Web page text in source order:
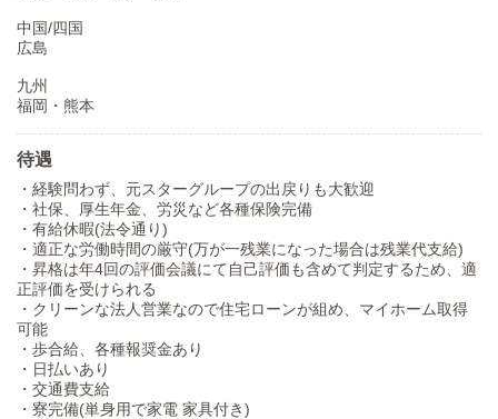
中国/四国
広島
九州
福岡・熊本
待遇
・経験問わず、元スターグループの出戻りも大歓迎
・社保、厚生年金、労災など各種保険完備
・有給休暇(法令通り)
・適正な労働時間の厳守(万が一残業になった場合は残業代支給)
・昇格は年4回の評価会議にて自己評価も含めて判定するため、適
正評価を受けられる
・クリーンな法人営業なので住宅ローンが組め、マイホーム取得
可能
・歩合給、各種報奨金あり
・日払いあり
・交通費支給
・寮完備(単身用で家電 家具付き)